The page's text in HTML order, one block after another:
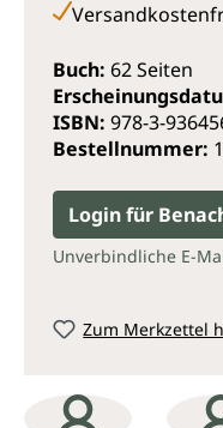
Unterschiedliche
Konzept
naturheilkundlichen
Buch: 62 Seiten
ISBN: 978-3-
Bestellnummer:
Login für
Unverbindliche E-
Zum Merkzettel